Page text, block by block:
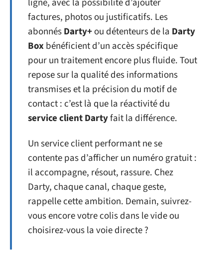
factures, photos ou justificatifs. Les
abonnésDarty+ou détenteurs de la Darty
Boxbénéficient d’un accès spécifique
pour un traitement encore plus fluide. Tout
repose sur la qualité des informations
transmises et la précision du motif de
contact : c’est là que la réactivité du
service client Dartyfait la différence.
Un service client performant ne se
contente pas d’afficher un numéro gratuit :
il accompagne, résout, rassure. Chez
Darty, chaque canal, chaque geste,
rappelle cette ambition. Demain, suivrez-
vous encore votre colis dans le vide ou
choisirez-vous la voie directe ?